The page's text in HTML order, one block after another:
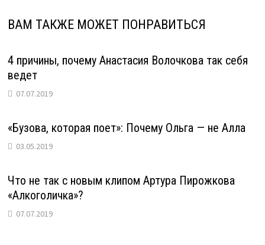
ВАМ ТАКЖЕ МОЖЕТ ПОНРАВИТЬСЯ
4 причины, почему Анастасия Волочкова так себя
ведет
07.07.2019
«Бузова, которая поет»: Почему Ольга — не Алла
03.05.2019
Что не так с новым клипом Артура Пирожкова
«Алкоголичка»?
07.07.2019